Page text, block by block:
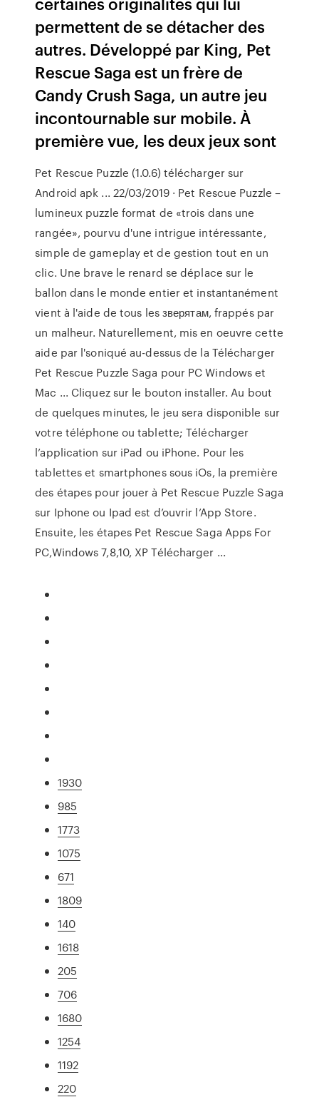
permettent de se détacher des
autres. Développé par King, Pet
Rescue Saga est un frère de
Candy Crush Saga, un autre jeu
incontournable sur mobile. À
première vue, les deux jeux sont
Pet Rescue Puzzle (1.0.6) télécharger sur
Android apk ... 22/03/2019 · Pet Rescue Puzzle –
lumineux puzzle format de «trois dans une
rangée», pourvu d'une intrigue intéressante,
simple de gameplay et de gestion tout en un
clic. Une brave le renard se déplace sur le
ballon dans le monde entier et instantanément
vient à l'aide de tous les зверятам, frappés par
un malheur. Naturellement, mis en oeuvre cette
aide par l'soniqué au-dessus de la Télécharger
Pet Rescue Puzzle Saga pour PC Windows et
Mac ... Cliquez sur le bouton installer. Au bout
de quelques minutes, le jeu sera disponible sur
votre téléphone ou tablette; Télécharger
l’application sur iPad ou iPhone. Pour les
tablettes et smartphones sous iOs, la première
des étapes pour jouer à Pet Rescue Puzzle Saga
sur Iphone ou Ipad est d’ouvrir l’App Store.
Ensuite, les étapes Pet Rescue Saga Apps For
PC,Windows 7,8,10, XP Télécharger ...
1930
985
1773
1075
671
1809
140
1618
205
706
1680
1254
1192
220